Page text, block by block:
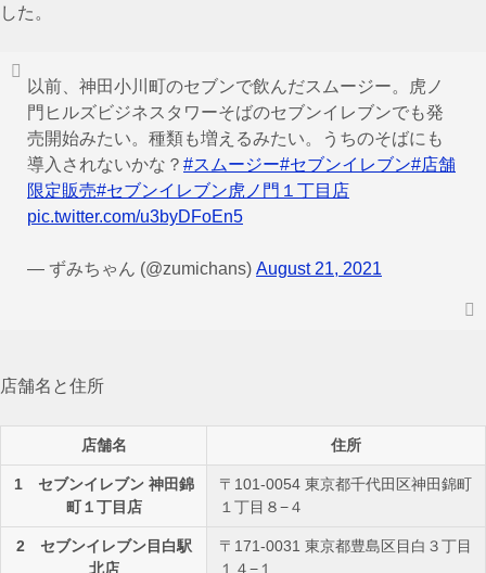
した。
以前、神田小川町のセブンで飲んだスムージー。虎ノ
門ヒルズビジネスタワーそばのセブンイレブンでも発
売開始みたい。種類も増えるみたい。うちのそばにも
導入されないかな？ #スムージー#セブンイレブン#店舗
限定販売#セブンイレブン虎ノ門１丁目店
pic.twitter.com/u3byDFoEn5
— ずみちゃん (@zumichans) August 21, 2021
店舗名と住所
店舗名 住所
1 セブンイレブン 神田錦
町１丁目店
〒101-0054 東京都千代田区神田錦町
１丁目８−４
2 セブンイレブン目白駅
北店
〒171-0031 東京都豊島区目白３丁目
１４−１